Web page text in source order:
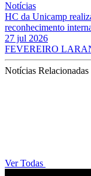
Notícias
HC da Unicamp
reconhecimento
27 jul 2026
FEVEREIRO
Notícias Relacionadas
Ver Todas